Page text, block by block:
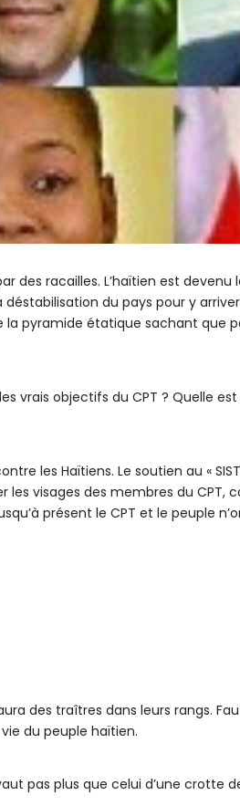
des racailles. L’haïtien est
du pays pour y
pyramide étatique sachant que
vrais objectifs du CPT ? Quelle
les Haïtiens. Le soutien au «
visages des membres du CPT,
présent le CPT et le peuple
des traîtres dans leurs rangs.
du peuple haïtien.
pas plus que celui d’une crotte